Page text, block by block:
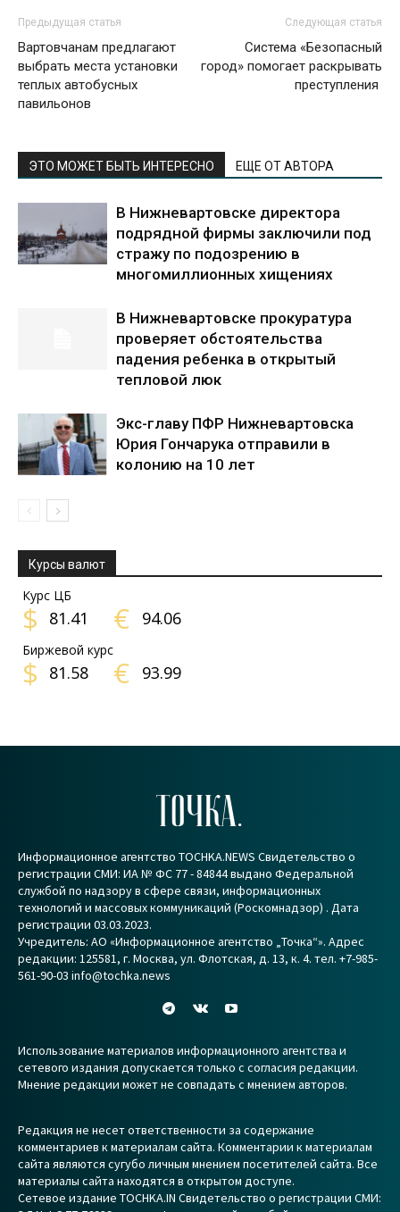
Предыдущая статья
Вартовчанам предлагают
выбрать места установки
теплых автобусных
павильонов
Следующая статья
Система «Безопасный
город» помогает раскрывать
преступления
ЭТО МОЖЕТ БЫТЬ ИНТЕРЕСНО ЕЩЕ ОТ АВТОРА
В Нижневартовске директора
подрядной фирмы заключили под
стражу по подозрению в
многомиллионных хищениях
В Нижневартовске прокуратура
проверяет обстоятельства
падения ребенка в открытый
тепловой люк
Экс-главу ПФР Нижневартовска
Юрия Гончарука отправили в
колонию на 10 лет
Курсы валют
Курс ЦБ
$ 81.41 € 94.06
Биржевой курс
$ 81.58 € 93.99
ТОЧКА.
Информационное агентство TOCHKA.NEWS Свидетельство о
регистрации СМИ: ИА № ФС 77 - 84844 выдано Федеральной
службой по надзору в сфере связи, информационных
технологий и массовых коммуникаций (Роскомнадзор) . Дата
регистрации 03.03.2023.
Учредитель: АО «Информационное агентство „Точка“». Адрес
редакции: 125581, г. Москва, ул. Флотская, д. 13, к. 4. тел. +7-985-
561-90-03 info@tochka.news
Использование материалов информационного агентства и
сетевого издания допускается только с согласия редакции.
Мнение редакции может не совпадать с мнением авторов.
Редакция не несет ответственности за содержание
комментариев к материалам сайта. Комментарии к материалам
сайта являются сугубо личным мнением посетителей сайта. Все
материалы сайта находятся в открытом доступе.
Сетевое издание TOCHKA.IN Свидетельство о регистрации СМИ: